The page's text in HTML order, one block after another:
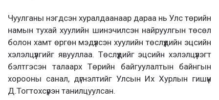
Чуулганы нэгдсэн хуралдаанаар дараа нь Улс төрийн
намын тухай хуулийн шинэчилсэн найруулгын төсөл
болон хамт өргөн мэдүүлсэн хуулийн төслүүдийн эцсийн
хэлэлцүүлгийг явууллаа. Төслүүдийг эцсийн хэлэлцүүлэгт
бэлтгэсэн талаарх Төрийн байгуулалтын байнгын
хорооны санал, дүгнэлтийг Улсын Их Хурлын гишүүн
Д.Тогтохсүрэн танилцуулсан.